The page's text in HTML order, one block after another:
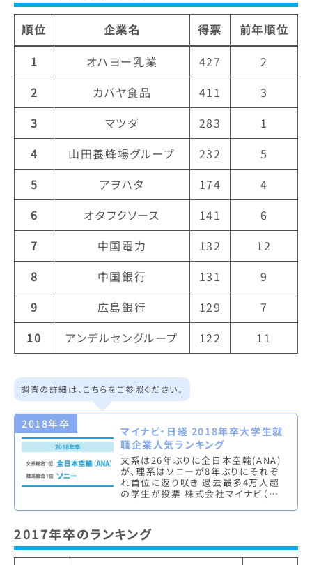
順位 企業名 得票
前年順位
1
オハヨー乳業 427
2
2
カバヤ食品 411
3
3
マツダ 283
1
4
山田養蜂場グループ 232
5
5
アヲハタ 174
4
6
オタフクソース 141
6
7
中国電力 132
12
8
中国銀行 131
9
9
広島銀行 129
7
10
アンデルセングループ 122 11
調査の詳細は、こちらをご参照ください。
2018年卒
マイナビ・日経 2018年卒大学生就
職企業人気ランキング
文系は26年ぶりに全日本空輸(ANA)
が、理系はソニーが8年ぶりにそれぞ
れ首位に返り咲き 過去最多4万人超
の学生が投票 株式会社マイナビ（本
2017年卒のランキング